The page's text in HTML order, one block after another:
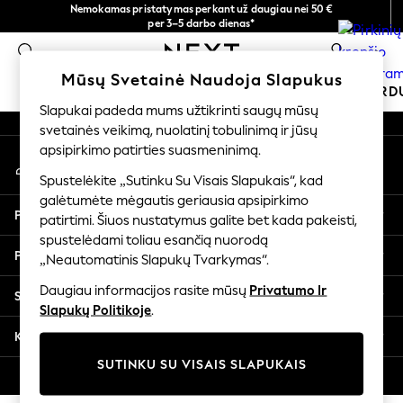
Nemokamas pristatymas perkant už daugiau nei 50 €
per 3–5 darbo dienas*
Dabar galite apsipirkti lietuvių kalba!
0
MOKYKLINĖ APRANGA ŠVENTINĖ
SCHOOLWEAR
All Boys Schoolwear
Shoes
Trousers
Shorts
Shirts
Polo Shirts
Sweatshirts & Jumpers
Coats & Jackets
Underwear
Multipacks
All Boys Sport & Swimwear
An error occurred on client
Mūsų socialiniai tinklai
Mano paskyra
Prisijunkite prie savo paskyros
Pagalba
Privatumas ir teisinė informacija
Skyriai
Kitos paslaugos
Mūsų Svetainė Naudoja Slapukus
Slapukai padeda mums užtikrinti saugų mūsų
svetainės veikimą, nuolatinį tobulinimą ir jūsų
apsipirkimo patirties suasmeninimą.
Spustelėkite „Sutinku Su Visais Slapukais“, kad
galėtumėte mėgautis geriausia apsipirkimo
patirtimi. Šiuos nustatymus galite bet kada pakeisti,
spustelėdami toliau esančią nuorodą
„Neautomatinis Slapukų Tvarkymas“.
Daugiau informacijos rasite mūsų Privatumo Ir
Slapukų Politikoje.
SUTINKU SU VISAIS SLAPUKAIS